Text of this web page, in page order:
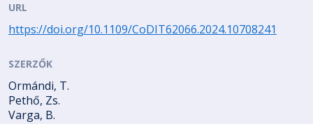
URL
https://doi.org/10.1109/CoDIT62066.2024.10708241
SZERZŐK
Ormándi, T.
Pethő, Zs.
Varga, B.